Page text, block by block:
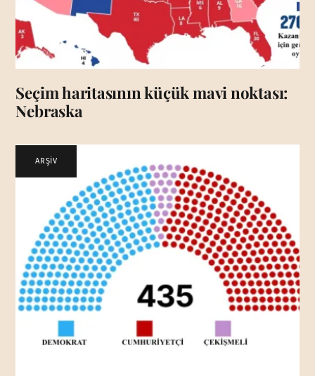
Seçim haritasının küçük mavi noktası:
Nebraska
ARŞİV